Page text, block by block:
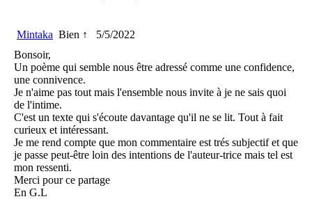
Mintaka Bien ↑
5/5/2022
Bonsoir,
Un poème qui semble nous être adressé comme une confidence,
une connivence.
Je n'aime pas tout mais l'ensemble nous invite à je ne sais quoi
de l'intime.
C'est un texte qui s'écoute davantage qu'il ne se lit. Tout à fait
curieux et intéressant.
Je me rend compte que mon commentaire est trés subjectif et que
je passe peut-être loin des intentions de l'auteur-trice mais tel est
mon ressenti.
Merci pour ce partage
En G.L